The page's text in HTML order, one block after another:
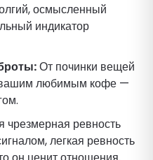
осмысленный
индикатор
От починки вещей
вашим любимым кофе —
чрезмерная ревность
легкая ревность